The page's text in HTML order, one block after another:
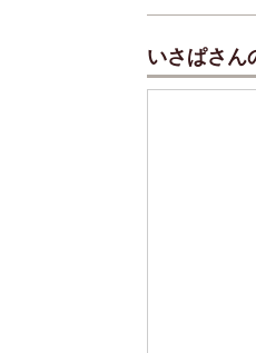
いさぱさん